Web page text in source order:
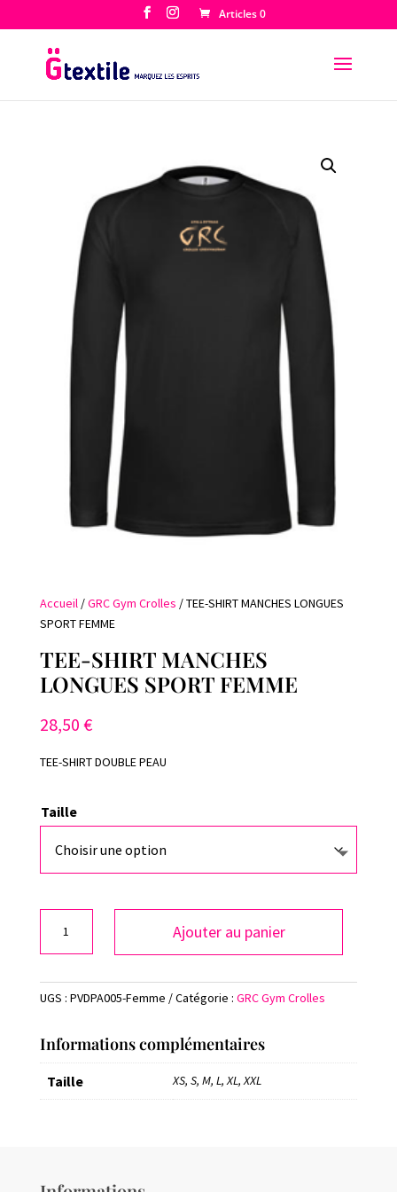
Articles 0
Accueil/GRC Gym Crolles / TEE-SHIRT MANCHES LONGUES
SPORT FEMME
TEE-SHIRT MANCHES
LONGUES SPORT FEMME
28,50 €
TEE-SHIRT DOUBLE PEAU
Taille
TEE-
SHIRT
MANCHES
SPORT
FEMME
Ajouter au panier
UGS : PVDPA005-Femme Catégorie : GRC Gym Crolles
Informations complémentaires
Taille XS, S, M, L, XL, XXL